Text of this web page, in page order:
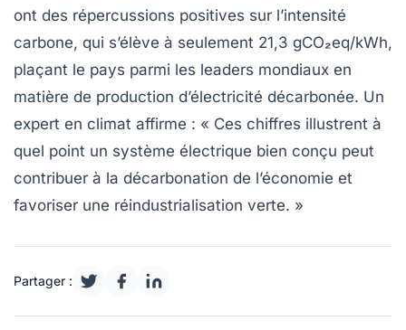
ont des répercussions positives sur l’intensité
carbone, qui s’élève à seulement 21,3 gCO₂eq/kWh,
plaçant le pays parmi les leaders mondiaux en
matière de production d’électricité décarbonée. Un
expert en climat affirme : « Ces chiffres illustrent à
quel point un système électrique bien conçu peut
contribuer à la décarbonation de l’économie et
favoriser une réindustrialisation verte. »
Partager :